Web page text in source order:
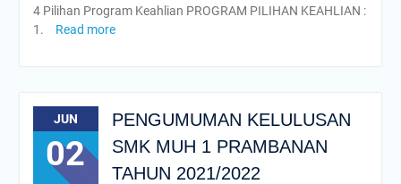
4 Pilihan Program Keahlian PROGRAM PILIHAN KEAHLIAN :
1.
Read more
JUN
02
PENGUMUMAN KELULUSAN
SMK MUH 1 PRAMBANAN
TAHUN 2021/2022